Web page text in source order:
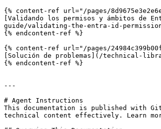
{% content-ref url="/pages/
[Validando los permisos y ámbitos
guide/validating-the-entra-id-
{% endcontent-ref %}
{% content-ref url="/pages/
[Solución de problemas](/technical-
{% endcontent-ref %}
---
# Agent Instructions
This documentation is published with
technical content effectively. Learn